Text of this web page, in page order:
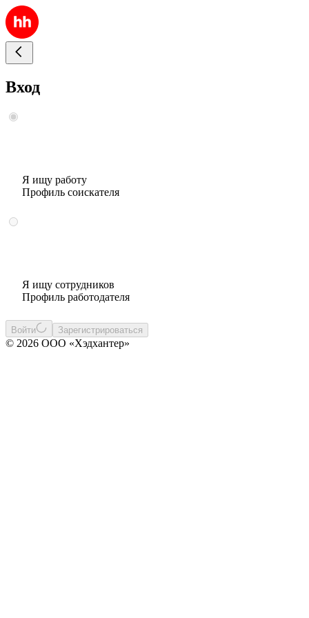
Вход
Я ищу работу
Профиль соискателя
Я ищу сотрудников
Профиль работодателя
Войти Зарегистрироваться
© 2026 ООО «Хэдхантер»